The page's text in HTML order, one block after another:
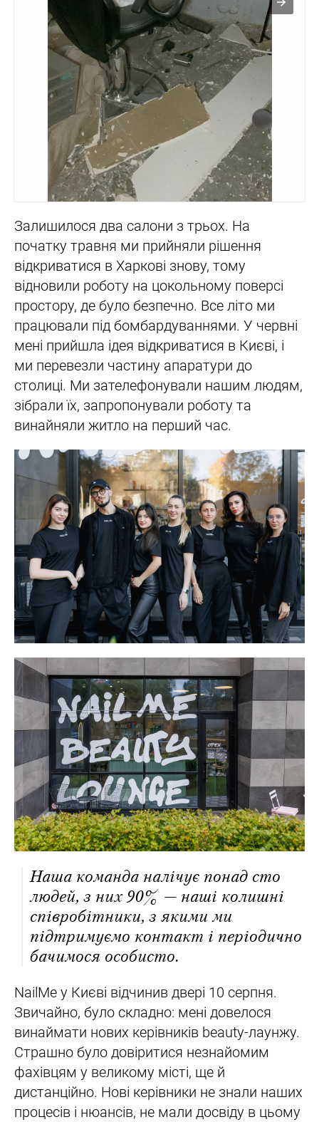
Залишилося два салони з трьох. На
початку травня ми прийняли рішення
відкриватися в Харкові знову, тому
відновили роботу на цокольному поверсі
простору, де було безпечно. Все літо ми
працювали під бомбардуваннями. У червні
мені прийшла ідея відкриватися в Києві, і
ми перевезли частину апаратури до
столиці. Ми зателефонували нашим людям,
зібрали їх, запропонували роботу та
винайняли житло на перший час.
Наша команда налічує понад сто
людей, з них 90% — наші колишні
співробітники, з якими ми
підтримуємо контакт і періодично
бачимося особисто.
NailMe у Києві відчинив двері 10 серпня.
Звичайно, було складно: мені довелося
винаймати нових керівників beauty-лаунжу.
Страшно було довіритися незнайомим
фахівцям у великому місті, ще й
дистанційно. Нові керівники не знали наших
процесів і нюансів, не мали досвіду в цьому